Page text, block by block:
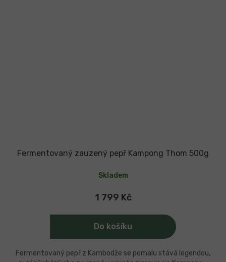
Fermentovaný zauzený pepř Kampong Thom 500g
Skladem
1 799 Kč
Do košíku
Fermentovaný pepř z Kambodže se pomalu stává legendou,